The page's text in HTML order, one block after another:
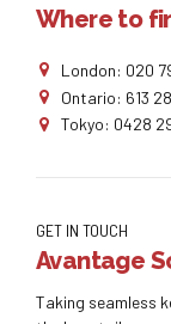
Where to
London: 020
Ontario: 613
Tokyo: 0428
GET IN TOUCH
Avantage
Taking seamless